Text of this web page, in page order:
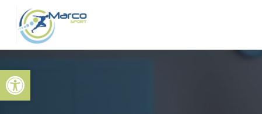
Abrir barra de herramientas